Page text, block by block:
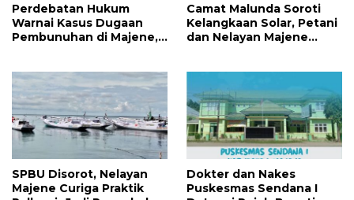
Perdebatan Hukum
Warnai Kasus Dugaan
Pembunuhan di Majene,
Camat Malunda Soroti
Kelangkaan Solar, Petani
dan Nelayan Majene
SPBU Disorot, Nelayan
Majene Curiga Praktik
Dokter dan Nakes
Puskesmas Sendana I